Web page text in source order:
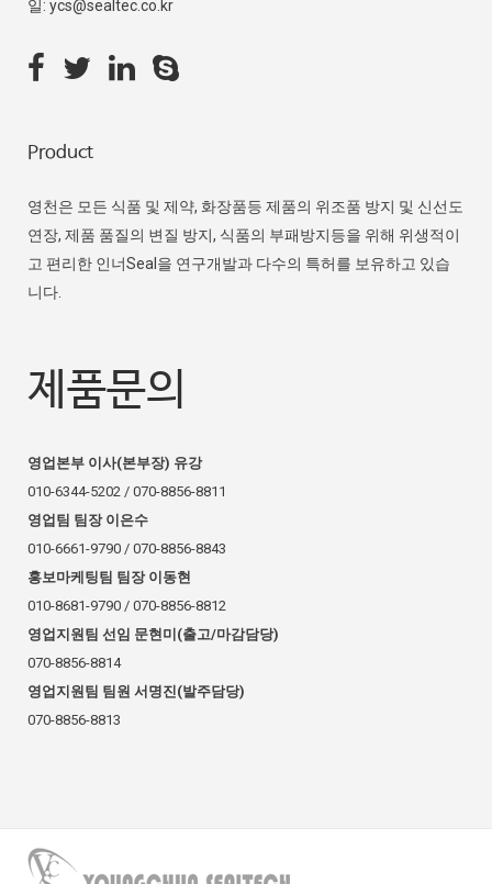
일: ycs@sealtec.co.kr
Product
영천은 모든 식품 및 제약, 화장품등 제품의 위조품 방지 및 신선도
연장, 제품 품질의 변질 방지, 식품의 부패방지등을 위해 위생적이
고 편리한 인너Seal을 연구개발과 다수의 특허를 보유하고 있습
니다.
제품문의
영업본부 이사(본부장) 유강
010-6344-5202 / 070-8856-8811
영업팀 팀장 이은수
010-6661-9790 / 070-8856-8843
홍보마케팅팀 팀장 이동현
010-8681-9790 / 070-8856-8812
영업지원팀 선임 문현미(출고/마감담당)
070-8856-8814
영업지원팀 팀원 서명진(발주담당)
070-8856-8813